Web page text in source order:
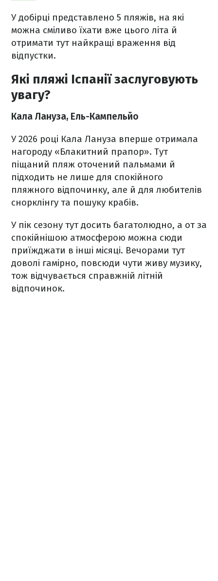
У добірці представлено 5 пляжів, на які
можна сміливо їхати вже цього літа й
отримати тут найкращі враження від
відпустки.
Які пляжі Іспанії заслуговують
увагу?
Кала Лануза, Ель-Кампельйо
У 2026 році Кала Лануза вперше отримала
нагороду «Блакитний прапор». Тут
піщаний пляж оточений пальмами й
підходить не лише для спокійного
пляжного відпочинку, але й для любителів
снорклінгу та пошуку крабів.
У пік сезону тут досить багатолюдно, а от за
спокійнішою атмосферою можна сюди
приїжджати в інші місяці. Вечорами тут
доволі гамірно, повсюди чути живу музику,
тож відчувається справжній літній
відпочинок.